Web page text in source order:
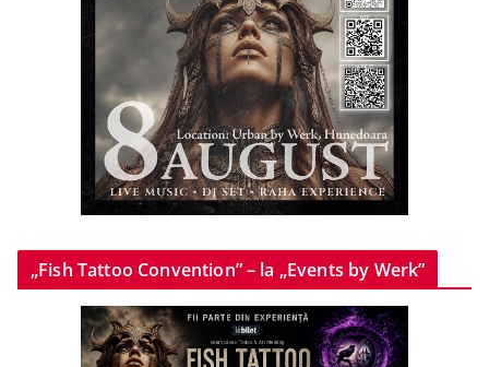
„Fish Tattoo Convention” – la „Events by Werk”